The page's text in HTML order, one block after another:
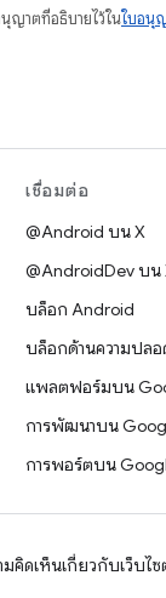
ญาตที่อธิบายไว้ในใบอนุ
เชื่อมต่อ
@Android บน X
@AndroidDev บน
บล็อก Android
บล็อกด้านความปล
แพลตฟอร์มบน
การพัฒนาบน
การพอร์ตบน
มคิดเห็นเกี่ยวกับเว็บไซ